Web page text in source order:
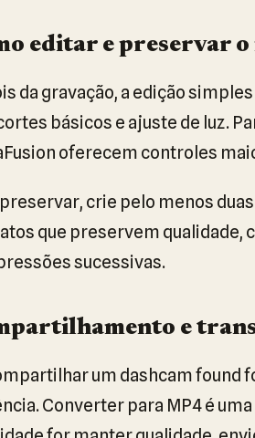
editar e preservar
da gravação, a edição
básicos e ajuste de luz.
oferecem controles
crie pelo menos
que preservem qualidade,
sucessivas.
e
um dashcam found
Converter para MP4 é